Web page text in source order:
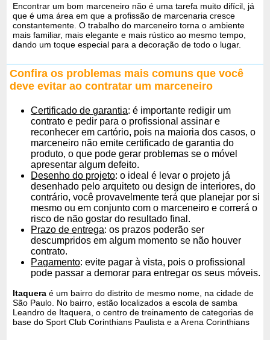
Encontrar um bom marceneiro não é uma tarefa muito difícil, já
que é uma área em que a profissão de marcenaria cresce
constantemente. O trabalho do marceneiro torna o ambiente
mais familiar, mais elegante e mais rústico ao mesmo tempo,
dando um toque especial para a decoração de todo o lugar.
Confira os problemas mais comuns que você
deve evitar ao contratar um marceneiro
Certificado de garantia: é importante redigir um
contrato e pedir para o profissional assinar e
reconhecer em cartório, pois na maioria dos casos, o
marceneiro não emite certificado de garantia do
produto, o que pode gerar problemas se o móvel
apresentar algum defeito.
Desenho do projeto: o ideal é levar o projeto já
desenhado pelo arquiteto ou design de interiores, do
contrário, você provavelmente terá que planejar por si
mesmo ou em conjunto com o marceneiro e correrá o
risco de não gostar do resultado final.
Prazo de entrega: os prazos poderão ser
descumpridos em algum momento se não houver
contrato.
Pagamento: evite pagar à vista, pois o profissional
pode passar a demorar para entregar os seus móveis.
Itaquera é um bairro do distrito de mesmo nome, na cidade de
São Paulo. No bairro, estão localizados a escola de samba
Leandro de Itaquera, o centro de treinamento de categorias de
base do Sport Club Corinthians Paulista e a Arena Corinthians